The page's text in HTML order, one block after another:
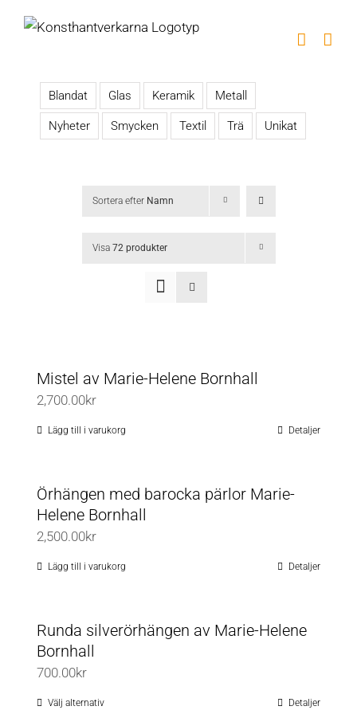
Blandat Glas Keramik Metall
Nyheter Smycken Textil Trä Unikat
Sortera efter Namn
Visa 72 produkter
Mistel av Marie-Helene Bornhall
2,700.00kr
Lägg till i varukorg Detaljer
Örhängen med barocka pärlor Marie-
Helene Bornhall
2,500.00kr
Lägg till i varukorg Detaljer
Runda silverörhängen av Marie-Helene
Bornhall
700.00kr
Välj alternativDen
Detaljer